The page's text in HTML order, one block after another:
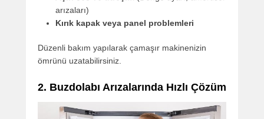
arızaları)
Kırık kapak veya panel problemleri
Düzenli bakım yapılarak çamaşır makinenizin
ömrünü uzatabilirsiniz.
2. Buzdolabı Arızalarında Hızlı Çözüm